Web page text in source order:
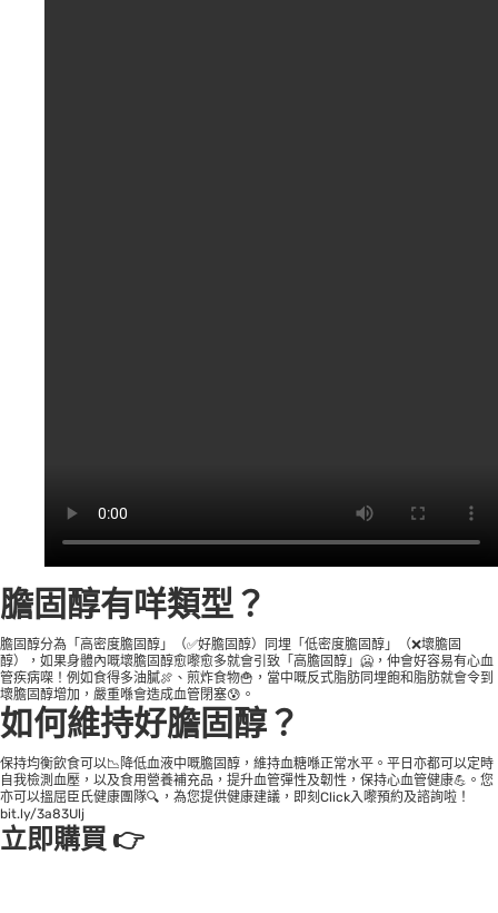
膽固醇有咩類型？
膽固醇分為「高密度膽固醇」（✅好膽固醇）同埋「低密度膽固醇」（❌壞膽固
醇），如果身體內嘅壞膽固醇愈嚟愈多就會引致「高膽固醇」🥶，仲會好容易有心血
管疾病㗎！例如食得多油膩🍖、煎炸食物🍟，當中嘅反式脂肪同埋飽和脂肪就會令到
壞膽固醇增加，嚴重喺會造成血管閉塞😰。
如何維持好膽固醇？
保持均衡飲食可以📉降低血液中嘅膽固醇，維持血糖喺正常水平。平日亦都可以定時
自我檢測血壓，以及食用營養補充品，提升血管彈性及韌性，保持心血管健康💪。您
亦可以搵屈臣氏健康團隊🔍，為您提供健康建議，即刻Click入嚟預約及諮詢啦！
bit.ly/3a83Ulj
立即購買 👉